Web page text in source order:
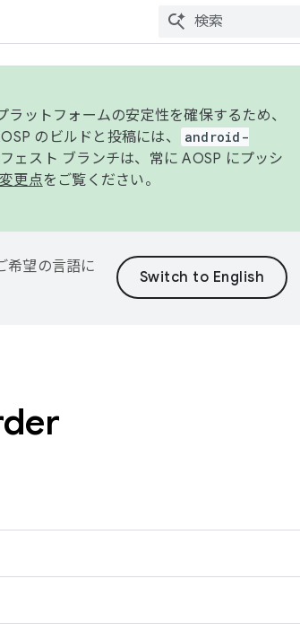
ットフォームの安定性を確保するため、
のビルドと投稿には、
android-
ェスト ブランチは、常に AOSP にプッシ
更点をご覧ください。
希望の言語に